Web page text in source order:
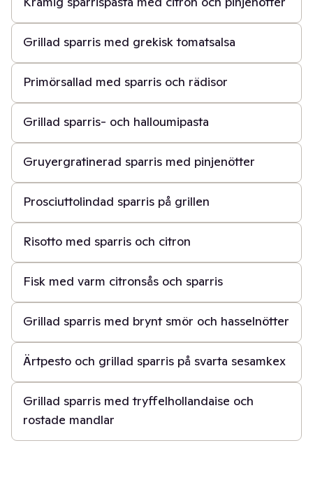
20 min
Grillad sparris med grekisk tomatsalsa
15 min
Primörsallad med sparris och rädisor
20 min
Grillad sparris- och halloumipasta
20 min
Gruyergratinerad sparris med pinjenötter
15 min
Prosciuttolindad sparris på grillen
1 t
Risotto med sparris och citron
30 min
Fisk med varm citronsås och sparris
10 min
Grillad sparris med brynt smör och hasselnötter
40 min
Ärtpesto och grillad sparris på svarta sesamkex
30 min
Grillad sparris med tryffelhollandaise och
rostade mandlar